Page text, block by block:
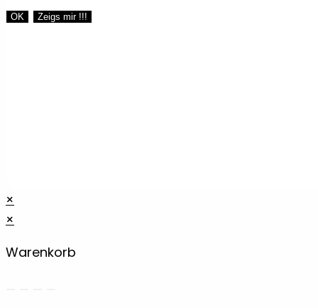
OK Zeigs mir !!!
×
×
Warenkorb